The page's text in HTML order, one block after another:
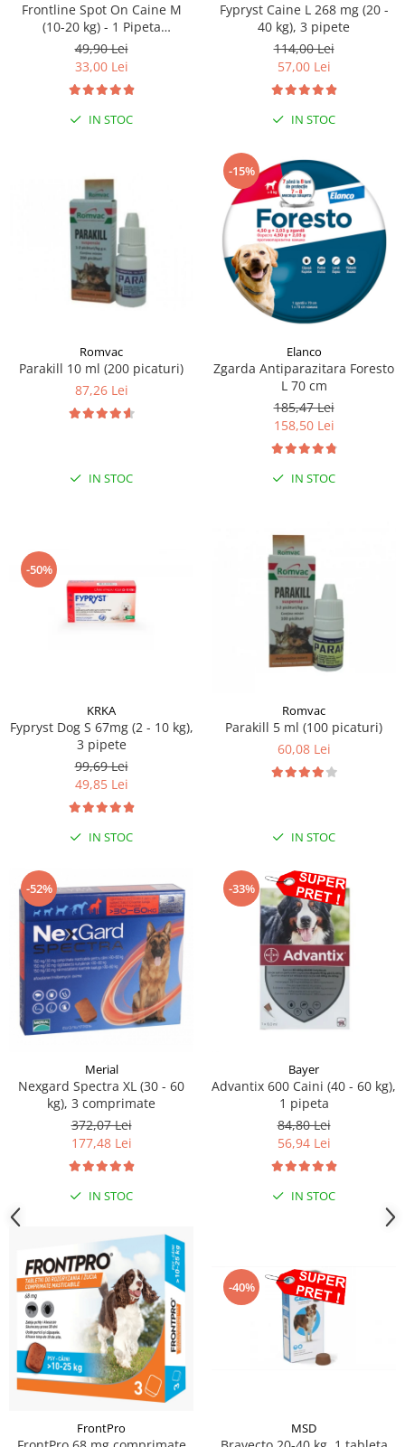
Frontline Spot On Caine M
(10-20 kg) - 1 Pipeta
Antiparazitara (Fipronil)
49,90 Lei
33,00 Lei
IN STOC
Fypryst Caine L 268 mg (20 -
40 kg), 3 pipete
114,00 Lei
57,00 Lei
IN STOC
Romvac
Parakill 10 ml (200 picaturi)
87,26 Lei
IN STOC
-15%
Elanco
Zgarda Antiparazitara Foresto
L 70 cm
185,47 Lei
158,50 Lei
IN STOC
-50%
KRKA
Fypryst Dog S 67mg (2 - 10 kg),
3 pipete
99,69 Lei
49,85 Lei
IN STOC
Romvac
Parakill 5 ml (100 picaturi)
60,08 Lei
IN STOC
-52%
Merial
Nexgard Spectra XL (30 - 60
kg), 3 comprimate
372,07 Lei
177,48 Lei
IN STOC
-33%
Bayer
Advantix 600 Caini (40 - 60 kg),
1 pipeta
84,80 Lei
56,94 Lei
IN STOC
FrontPro
-40%
MSD